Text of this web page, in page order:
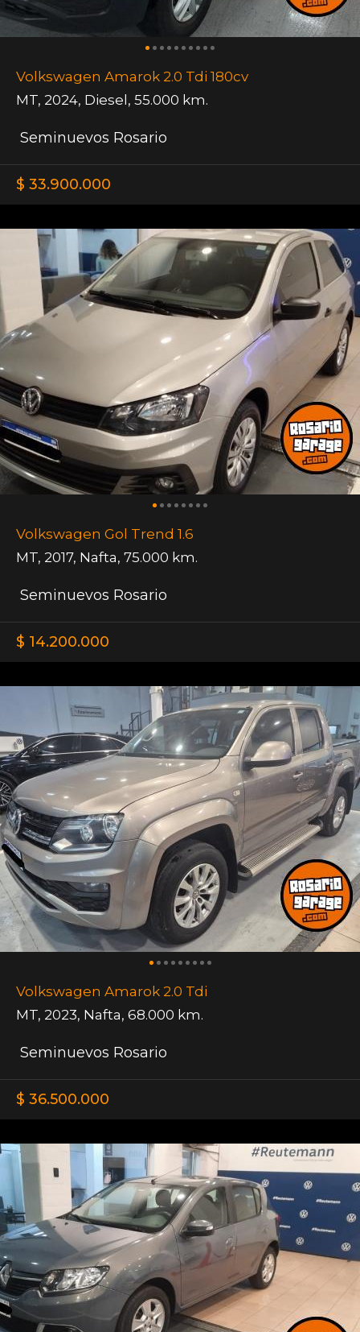
Volkswagen Amarok 2.0 Tdi 180cv
MT, 2024, Diesel, 55.000 km.
Seminuevos Rosario
$ 33.900.000
Volkswagen Gol Trend 1.6
MT, 2017, Nafta, 75.000 km.
Seminuevos Rosario
$ 14.200.000
Volkswagen Amarok 2.0 Tdi
MT, 2023, Nafta, 68.000 km.
Seminuevos Rosario
$ 36.500.000